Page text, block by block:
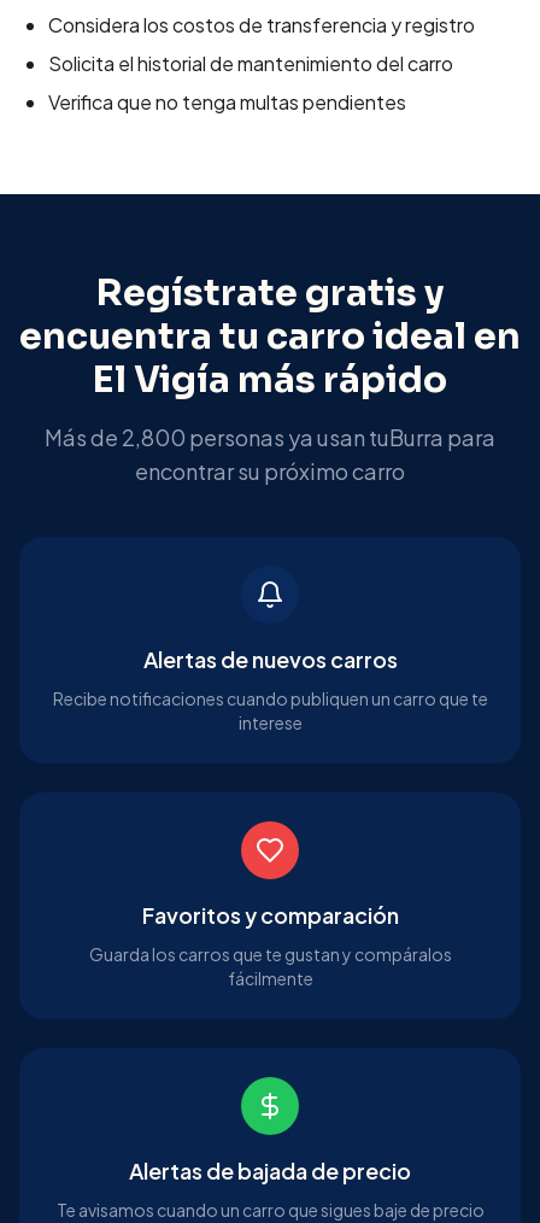
Considera los costos de transferencia y registro
Solicita el historial de mantenimiento del carro
Verifica que no tenga multas pendientes
Regístrate gratis y
encuentra tu carro ideal en
El Vigía más rápido
Más de 2,800 personas ya usan tuBurra para
encontrar su próximo carro
Alertas de nuevos carros
Recibe notificaciones cuando publiquen un carro que te
interese
Favoritos y comparación
Guarda los carros que te gustan y compáralos
fácilmente
Alertas de bajada de precio
Te avisamos cuando un carro que sigues baje de precio